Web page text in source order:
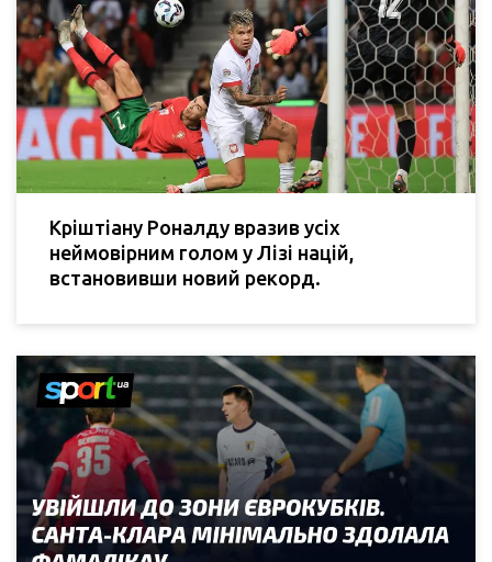
Кріштіану Роналду вразив усіх
неймовірним голом у Лізі націй,
встановивши новий рекорд.